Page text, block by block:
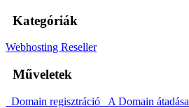
Kategóriák
Webhosting Reseller
Műveletek
Domain regisztráció A Domain átadása